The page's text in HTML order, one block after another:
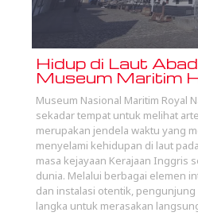
Hidup di Laut
Museum Maritim
Museum Nasional Maritim Royal
sekadar tempat untuk melihat
merupakan jendela waktu yang
menyelami kehidupan di laut
masa kejayaan Kerajaan Inggris
dunia. Melalui berbagai elemen
dan instalasi otentik,
langka untuk merasakan